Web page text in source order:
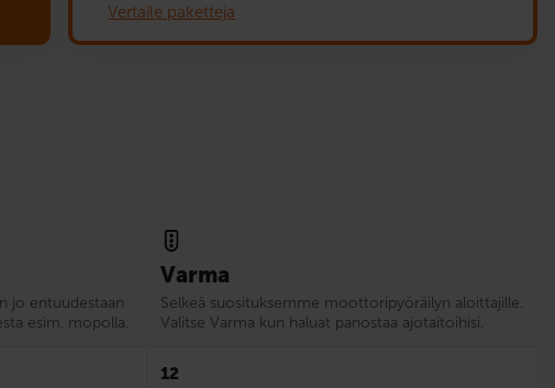
Vertaile paketteja
jo entuudestaan
esim. mopolla.
Varma
Selkeä suosituksemme moottoripyöräilyn aloittajille.
Valitse Varma kun haluat panostaa ajotaitoihisi.
12